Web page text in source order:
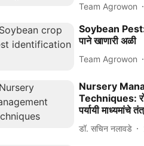
Team Agrowon
Soybean Pest:
पाने खाणारी अळी
Team Agrowon
Nursery
Techniques:
पर्यायी माध्यमांचे
डॉ. सचिन नलावडे